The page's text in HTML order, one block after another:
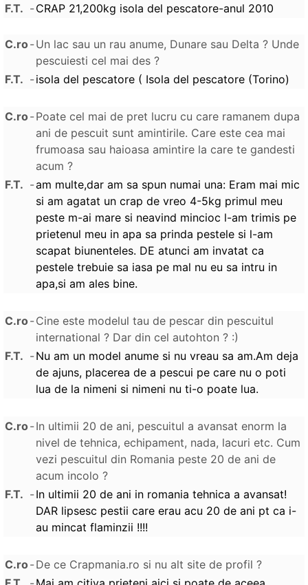
F.T. -CRAP 21,200kg isola del pescatore-anul 2010
C.ro-Un lac sau un rau anume, Dunare sau Delta ? Unde
pescuiesti cel mai des ?
F.T. -isola del pescatore ( Isola del pescatore (Torino)
C.ro-Poate cel mai de pret lucru cu care ramanem dupa
ani de pescuit sunt amintirile. Care este cea mai
frumoasa sau haioasa amintire la care te gandesti
acum ?
F.T. -am multe,dar am sa spun numai una: Eram mai mic
si am agatat un crap de vreo 4-5kg primul meu
peste m-ai mare si neavind mincioc l-am trimis pe
prietenul meu in apa sa prinda pestele si l-am
scapat biunenteles. DE atunci am invatat ca
pestele trebuie sa iasa pe mal nu eu sa intru in
apa,si am ales bine.
C.ro-Cine este modelul tau de pescar din pescuitul
international ? Dar din cel autohton ? :)
F.T. -Nu am un model anume si nu vreau sa am.Am deja
de ajuns, placerea de a pescui pe care nu o poti
lua de la nimeni si nimeni nu ti-o poate lua.
C.ro-In ultimii 20 de ani, pescuitul a avansat enorm la
nivel de tehnica, echipament, nada, lacuri etc. Cum
vezi pescuitul din Romania peste 20 de ani de
acum incolo ?
F.T. -In ultimii 20 de ani in romania tehnica a avansat!
DAR lipsesc pestii care erau acu 20 de ani pt ca i-
au mincat flaminzii !!!!
C.ro-De ce Crapmania.ro si nu alt site de profil ?